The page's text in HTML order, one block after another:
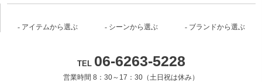
アイテムから選ぶ シーンから選ぶ ブランドから選ぶ
TEL 06-6263-5228
営業時間 8：30～17：30（土日祝は休み）